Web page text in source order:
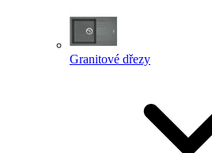
Granitové dřezy